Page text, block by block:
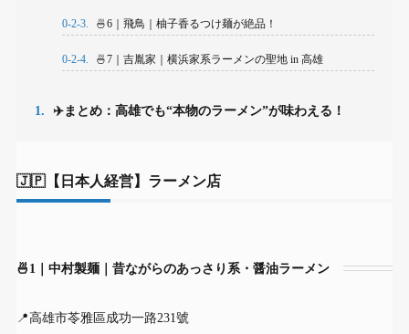
0-2-3. 🍜6｜飛鳥｜柚子香るつけ麺が絶品！
0-2-4. 🍜7｜吉胤家｜横浜家系ラーメンの聖地 in 高雄
1. ✈️まとめ：高雄でも“本物のラーメン”が味わえる！
🇯🇵【日本人経営】ラーメン店
🍜1｜中村製麺｜昔ながらのあっさり系・醤油ラーメン
📍高雄市苓雅區成功一路231號